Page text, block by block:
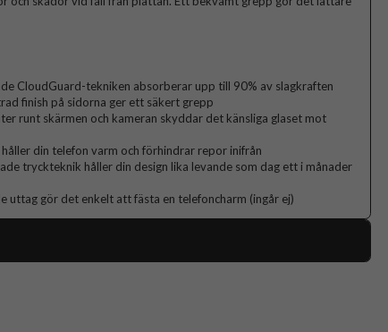
CloudGuard-tekniken absorberar upp till 90% av slagkraften
finish på sidorna ger ett säkert grepp
runt skärmen och kameran skyddar det känsliga glaset mot
din telefon varm och förhindrar repor inifrån
tryckteknik håller din design lika levande som dag ett i månader
uttag gör det enkelt att fästa en telefoncharm (ingår ej)